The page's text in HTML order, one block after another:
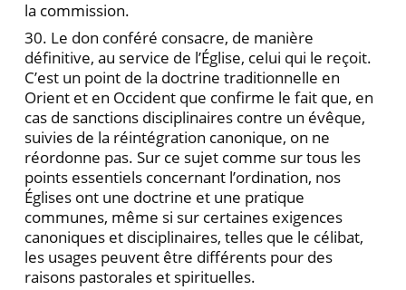
la commission.
30. Le don conféré consacre, de manière
définitive, au service de l’Église, celui qui le reçoit.
C’est un point de la doctrine traditionnelle en
Orient et en Occident que confirme le fait que, en
cas de sanctions disciplinaires contre un évêque,
suivies de la réintégration canonique, on ne
réordonne pas. Sur ce sujet comme sur tous les
points essentiels concernant l’ordination, nos
Églises ont une doctrine et une pratique
communes, même si sur certaines exigences
canoniques et disciplinaires, telles que le célibat,
les usages peuvent être différents pour des
raisons pastorales et spirituelles.